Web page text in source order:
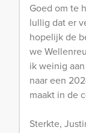
Goed om te
lullig dat er
hopelijk de
we
ik weinig
naar een
maakt in de
Sterkte,